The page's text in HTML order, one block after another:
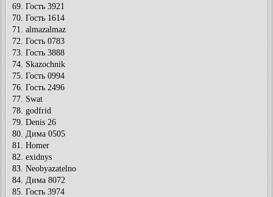
69. Гость 3921
70. Гость 1614
71. almazalmaz
72. Гость 0783
73. Гость 3888
74. Skazochnik
75. Гость 0994
76. Гость 2496
77. Swat
78. godfrid
79. Denis 26
80. Дима 0505
81. Homer
82. exidnys
83. Neobyazatelno
84. Дима 8072
85. Гость 3974